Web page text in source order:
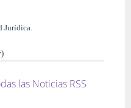
Jurídica.
las Noticias RSS